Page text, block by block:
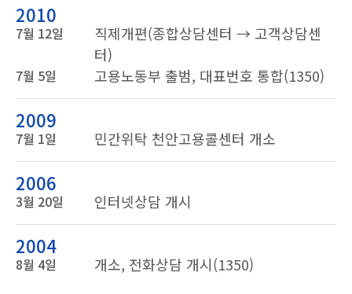
2010
7월 12일
직제개편(종합상담센터 → 고객상담센
터)
7월 5일 고용노동부 출범, 대표번호 통합(1350)
2009
7월 1일 민간위탁 천안고용콜센터 개소
2006
3월 20일 인터넷상담 개시
2004
8월 4일 개소, 전화상담 개시(1350)